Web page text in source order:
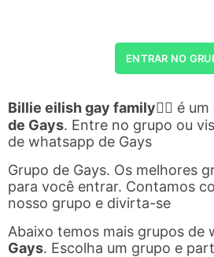
ENTRAR NO
Billie eilish gay family🏳️‍🌈 é um
de Gays. Entre no grupo ou
de whatsapp de Gays
Grupo de Gays. Os melhores
para você entrar. Contamos
nosso grupo e divirta-se
Abaixo temos mais grupos de
Gays. Escolha um grupo e